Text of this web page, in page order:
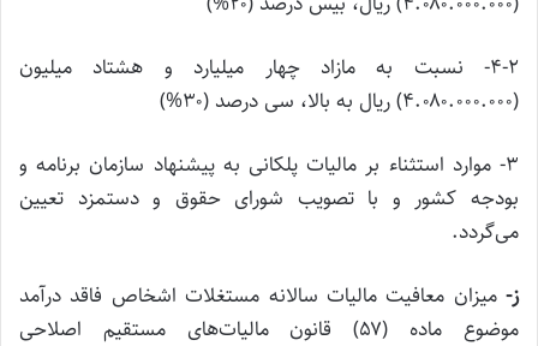
۴-۲‌- نسبت به مازاد چهار میلیارد و هشتاد میلیون
(۴.۰۸۰.۰۰۰.۰۰۰) ریال به بالا، سی درصد (۳۰%)
۳‌- موارد استثناء بر مالیات پلکانی به پیشنهاد سازمان برنامه و
بودجه کشور و با تصویب شورای حقوق و دستمزد تعیین
می‌گردد.
ز- میزان معافیت مالیات سالانه مستغلات اشخاص فاقد درآمد
موضوع ماده (۵۷) قانون مالیات‌های مستقیم اصلاحی